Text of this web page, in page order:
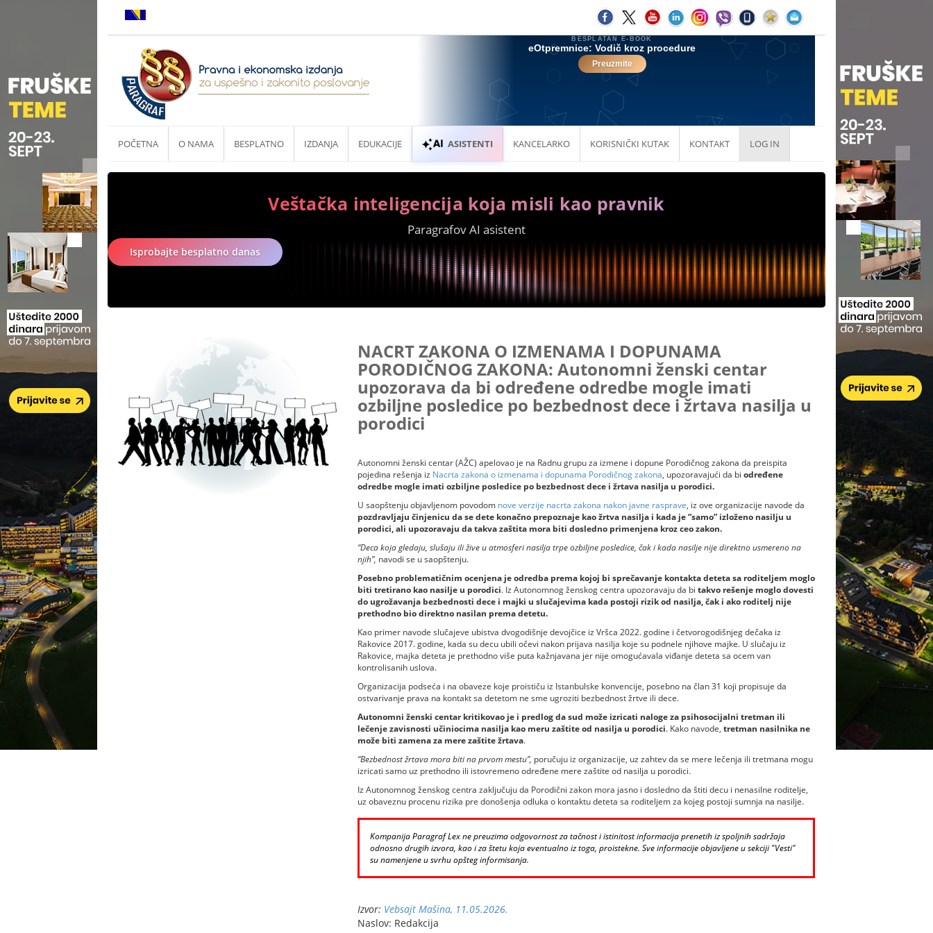
POČETNA O NAMA BESPLATNO IZDANJA EDUKACIJE ASISTENTI KANCELARKO KORISNIČKI KUTAK KONTAKT LOG IN
Veštačka inteligencija koja misli kao pravnik
Paragrafov AI asistent
Isprobajte besplatno danas
NACRT ZAKONA O IZMENAMA I DOPUNAMA
PORODIČNOG ZAKONA: Autonomni ženski centar
upozorava da bi određene odredbe mogle imati
ozbiljne posledice po bezbednost dece i žrtava nasilja u
porodici
Autonomni ženski centar (AŽC) apelovao je na Radnu grupu za izmene i dopune Porodičnog zakona da preispita
pojedina rešenja iz Nacrta zakona o izmenama i dopunama Porodičnog zakona, upozoravajući da bi određene
odredbe mogle imati ozbiljne posledice po bezbednost dece i žrtava nasilja u porodici.
U saopštenju objavljenom povodom nove verzije nacrta zakona nakon javne rasprave, iz ove organizacije navode da
pozdravljaju činjenicu da se dete konačno prepoznaje kao žrtva nasilja i kada je “samo” izloženo nasilju u
porodici, ali upozoravaju da takva zaštita mora biti dosledno primenjena kroz ceo zakon.
“Deca koja gledaju, slušaju ili žive u atmosferi nasilja trpe ozbiljne posledice, čak i kada nasilje nije direktno usmereno na
njih”, navodi se u saopštenju.
Posebno problematičnim ocenjena je odredba prema kojoj bi sprečavanje kontakta deteta sa roditeljem moglo
biti tretirano kao nasilje u porodici. Iz Autonomnog ženskog centra upozoravaju da bi takvo rešenje moglo dovesti
do ugrožavanja bezbednosti dece i majki u slučajevima kada postoji rizik od nasilja, čak i ako roditelj nije
prethodno bio direktno nasilan prema detetu.
Kao primer navode slučajeve ubistva dvogodišnje devojčice iz Vršca 2022. godine i četvorogodišnjeg dečaka iz
Rakovice 2017. godine, kada su decu ubili očevi nakon prijava nasilja koje su podnele njihove majke. U slučaju iz
Rakovice, majka deteta je prethodno više puta kažnjavana jer nije omogućavala viđanje deteta sa ocem van
kontrolisanih uslova.
Organizacija podseća i na obaveze koje proističu iz Istanbulske konvencije, posebno na član 31 koji propisuje da
ostvarivanje prava na kontakt sa detetom ne sme ugroziti bezbednost žrtve ili dece.
Autonomni ženski centar kritikovao je i predlog da sud može izricati naloge za psihosocijalni tretman ili
lečenje zavisnosti učiniocima nasilja kao meru zaštite od nasilja u porodici. Kako navode, tretman nasilnika ne
može biti zamena za mere zaštite žrtava.
“Bezbednost žrtava mora biti na prvom mestu”, poručuju iz organizacije, uz zahtev da se mere lečenja ili tretmana mogu
izricati samo uz prethodno ili istovremeno određene mere zaštite od nasilja u porodici.
Iz Autonomnog ženskog centra zaključuju da Porodični zakon mora jasno i dosledno da štiti decu i nenasilne roditelje,
uz obaveznu procenu rizika pre donošenja odluka o kontaktu deteta sa roditeljem za kojeg postoji sumnja na nasilje.
Kompanija Paragraf Lex ne preuzima odgovornost za tačnost i istinitost informacija prenetih iz spoljnih sadržaja
odnosno drugih izvora, kao i za štetu koja eventualno iz toga, proistekne. Sve informacije objavljene u sekciji "Vesti"
su namenjene u svrhu opšteg informisanja.
Izvor: Vebsajt Mašina, 11.05.2026.
Naslov: Redakcija